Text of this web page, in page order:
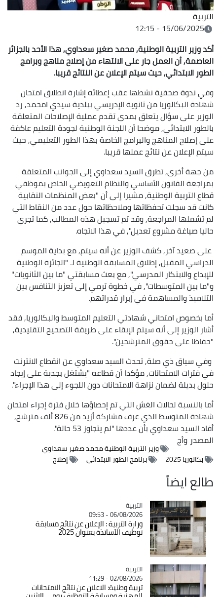
التربية
15/06/2025 - 12:15
أكد وزير التربية الوطنية, محمد صغير سعداوي, هذا الأحد بالجزائر
العاصمة, أن العمل جار على الانتهاء من إصلاح مناهج وبرامج
الطور الابتدائي, حيث سيتم الإعلان عن النتائج قريبا.
وفي ندوة صحفية نشطها عقب إعطائه إشارة انطلاق امتحان
شهادة البكالوريا من ثانوية الإدريسي ببلدية سيدي امحمد, رد
الوزير على سؤال يتعلق بمدى تقدم عملية الإصلاحات المتعلقة
بالطور الابتدائي, موضحا أن اللجنة الوطنية لجودة التعليم عاكفة
على إصلاح المناهج والبرامج الخاصة بهذا الطور التعليمي, حيث
سيتم الإعلان عن نتائج عملها قريبا.
من جهة أخرى, تطرق السيد سعداوي إلى الجوانب المتعلقة
بمراجعة القانون الأساسي والنظام التعويضي الخاص بموظفي
قطاع التربية الوطنية, مشيرا إلى أن "بعض المنظمات النقابية
كانت قد سجلت تحفظاتها وملاحظاتها حول عدد من النقاط التي
لم تشملها المراجعة, وقد تم تسجيل هذه المطالب, كما تجري
حاليا صياغة مشروع تعديل", في هذا الاتجاه.
على صعيد آخر, كشف الوزير عن أنه سيتم, مع بداية الموسم
الدراسي المقبل, إطلاق المسابقة الوطنية لـ "الجائزة الوطنية
للإبداع والابتكار المدرسي", مع بعث مسابقتي "ما بين الثانويات"
و"ما بين المتوسطات", في خطوة ترمي إلى تعزيز التنافس بين
التلاميذ والمساهمة في إبراز قدراتهم.
أما بخصوص امتحاني شهادتي التعليم المتوسط والبكالوريا, فقد
أشار الوزير إلى أنه سيتم الإبقاء على طريقة التصحيح التقليدية,
"حفاظا على حقوق المترشحين".
وفي سياق ذي صلة, تحدث السيد سعداوي عن انقطاع الانترنت
في فترات الامتحانات, مؤكدا أن قطاعه "يشتغل بجدية على إيجاد
حلول بديلة لضمان نزاهة الامتحانات دون اللجوء إلى هذا الإجراء".
أما بالنسبة لحالات الغش التي تم إحصاؤها خلال فترة إجراء امتحان
شهادة المتوسط الذي عرف مشاركة أزيد من 826 ألف مترشح,
أفاد السيد سعداوي بأن عددها "لم يتجاوز 53 حالة".
المصدروأج
وزير التربية الوطنية محمد صغير سعداوي
بكالوريا 2025
برنامج الطور الابتدائي إصلاح
طالع ايضاً
Catégorie
التربية
06/08/2026 - 09:53
وزارة التربية : الإعلان عن نتائج مسابقة
توظيف الأساتذة بعنوان 2025
Catégorie
التربية
02/08/2026 - 11:29
تربية وطنية: الاعلان عن نتائج الامتحانات